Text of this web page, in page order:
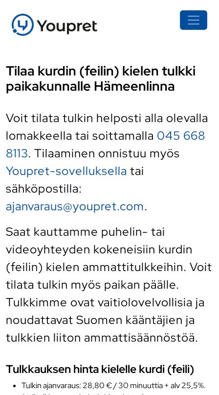
Tilaa kurdin (feilin) kielen tulkki
paikakunnalle Hämeenlinna
Voit tilata tulkin helposti alla olevalla
lomakkeella tai soittamalla 045 668
8113. Tilaaminen onnistuu myös
Youpret-sovelluksella tai
sähköpostilla:
ajanvaraus@youpret.com.
Saat kauttamme puhelin- tai
videoyhteyden kokeneisiin kurdin
(feilin) kielen ammattitulkkeihin. Voit
tilata tulkin myös paikan päälle.
Tulkkimme ovat vaitiolovelvollisia ja
noudattavat Suomen kääntäjien ja
tulkkien liiton ammattisäännöstöä.
Tulkkauksen hinta kielelle kurdi (feili)
Tulkin ajanvaraus: 28,80 € / 30 minuuttia + alv 25,5%.